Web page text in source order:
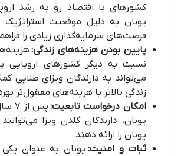
کشور‌های با اقتصاد رو به رشد
یونان به دلیل موقعیت استراتژیک
فرصت‌های سرمایه‌گذاری زیادی را
پایین بودن هزینه‌های زندگی:
نسبت به دیگر کشور‌های اروپایی
می‌تواند به دارندگان ویزای طلایی
زندگی بالاتر با هزینه‌های معقول‌تر
امکان درخواست تابعیت:
پس
یونان، دارندگان گلدن ویزا
یونان را ارائه دهند
ثبات و امنیت:یونان به عنوان